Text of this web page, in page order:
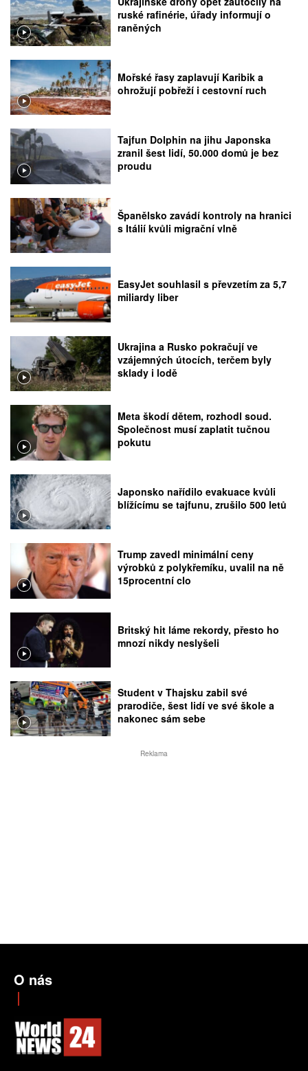
ruské rafinérie, úřady informují o
raněných
Mořské řasy zaplavují Karibik a
ohrožují pobřeží i cestovní ruch
Tajfun Dolphin na jihu Japonska
zranil šest lidí, 50.000 domů je bez
proudu
Španělsko zavádí kontroly na hranici
s Itálií kvůli migrační vlně
EasyJet souhlasil s převzetím za 5,7
miliardy liber
Ukrajina a Rusko pokračují ve
vzájemných útocích, terčem byly
sklady i lodě
Meta škodí dětem, rozhodl soud.
Společnost musí zaplatit tučnou
pokutu
Japonsko nařídilo evakuace kvůli
blížícímu se tajfunu, zrušilo 500 letů
Trump zavedl minimální ceny
výrobků z polykřemíku, uvalil na ně
15procentní clo
Britský hit láme rekordy, přesto ho
mnozí nikdy neslyšeli
Student v Thajsku zabil své
prarodiče, šest lidí ve své škole a
nakonec sám sebe
Reklama
O nás